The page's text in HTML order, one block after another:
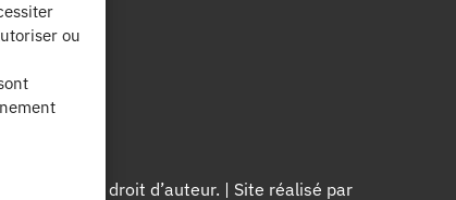
ou
par le droit d’auteur. | Site réalisé par